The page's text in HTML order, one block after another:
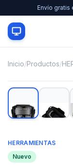
Envío gratis
Inicio/Productos/
HERRAMIENTAS
Nuevo